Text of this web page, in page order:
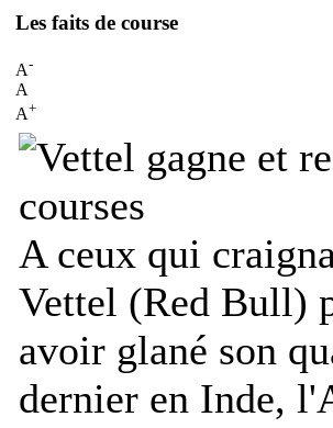
Les faits de course
A-
A
A+
A ceux qui
Vettel (Red Bull)
avoir glané son
dernier en Inde,